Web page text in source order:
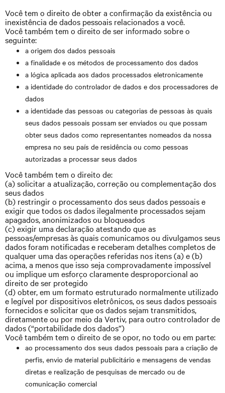
Você tem o direito de obter a confirmação da existência ou
inexistência de dados pessoais relacionados a você.
Você também tem o direito de ser informado sobre o
seguinte:
a origem dos dados pessoais
a finalidade e os métodos de processamento dos dados
a lógica aplicada aos dados processados eletronicamente
a identidade do controlador de dados e dos processadores de
dados
a identidade das pessoas ou categorias de pessoas às quais
seus dados pessoais possam ser enviados ou que possam
obter seus dados como representantes nomeados da nossa
empresa no seu país de residência ou como pessoas
autorizadas a processar seus dados
Você também tem o direito de:
(a) solicitar a atualização, correção ou complementação dos
seus dados
(b) restringir o processamento dos seus dados pessoais e
exigir que todos os dados ilegalmente processados sejam
apagados, anonimizados ou bloqueados
(c) exigir uma declaração atestando que as
pessoas/empresas às quais comunicamos ou divulgamos seus
dados foram notificadas e receberam detalhes completos de
qualquer uma das operações referidas nos itens (a) e (b)
acima, a menos que isso seja comprovadamente impossível
ou implique um esforço claramente desproporcional ao
direito de ser protegido
(d) obter, em um formato estruturado normalmente utilizado
e legível por dispositivos eletrônicos, os seus dados pessoais
fornecidos e solicitar que os dados sejam transmitidos,
diretamente ou por meio da Vertiv, para outro controlador de
dados (“portabilidade dos dados”)
Você também tem o direito de se opor, no todo ou em parte:
ao processamento dos seus dados pessoais para a criação de
perfis, envio de material publicitário e mensagens de vendas
diretas e realização de pesquisas de mercado ou de
comunicação comercial